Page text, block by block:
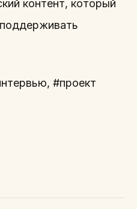
контент, который
#проект